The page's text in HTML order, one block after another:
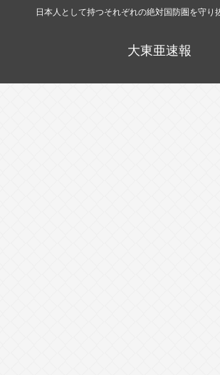
日本人として持つそれぞれの絶対国防圏を守り
大東亜速報